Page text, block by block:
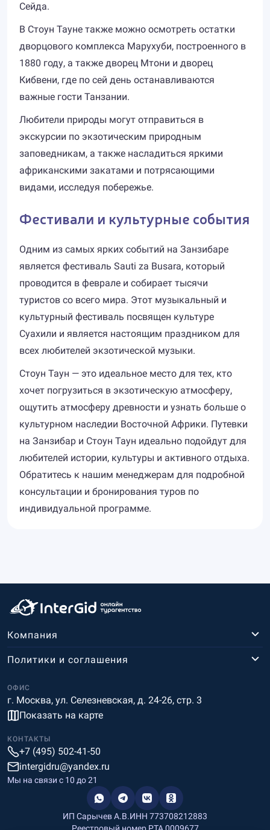
Сейда.
В Стоун Тауне также можно осмотреть остатки
дворцового комплекса Марухуби, построенного в
1880 году, а также дворец Мтони и дворец
Кибвени, где по сей день останавливаются
важные гости Танзании.
Любители природы могут отправиться в
экскурсии по экзотическим природным
заповедникам, а также насладиться яркими
африканскими закатами и потрясающими
видами, исследуя побережье.
Фестивали и культурные события
Одним из самых ярких событий на Занзибаре
является фестиваль Sauti za Busara, который
проводится в феврале и собирает тысячи
туристов со всего мира. Этот музыкальный и
культурный фестиваль посвящен культуре
Суахили и является настоящим праздником для
всех любителей экзотической музыки.
Стоун Таун — это идеальное место для тех, кто
хочет погрузиться в экзотическую атмосферу,
ощутить атмосферу древности и узнать больше о
культурном наследии Восточной Африки. Путевки
на Занзибар и Стоун Таун идеально подойдут для
любителей истории, культуры и активного отдыха.
Обратитесь к нашим менеджерам для подробной
консультации и бронирования туров по
индивидуальной программе.
Компания
ОФИС
г. Москва, ул. Селезневская, д. 24-26, стр. 3
Показать на карте
Политики и соглашения
КОНТАКТЫ
+7 (495) 502-41-50
intergidru@yandex.ru
Мы на связи c 10 до 21
ИП Сарычев А.В.ИНН 773708212883